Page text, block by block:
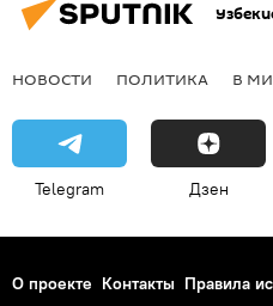
НОВОСТИ ПОЛИТИКА В
Telegram Дзен
О проекте Контакты Правила